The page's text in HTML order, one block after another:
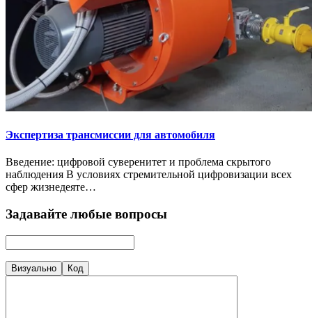
Экспертиза трансмиссии для автомобиля
Введение: цифровой суверенитет и проблема скрытого
наблюдения В условиях стремительной цифровизации всех
сфер жизнедеяте…
Задавайте любые вопросы
Визуально Код